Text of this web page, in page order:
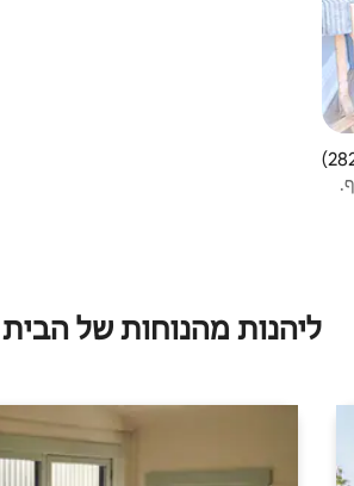
282 ביקורות
ליהנות מהנוחות של